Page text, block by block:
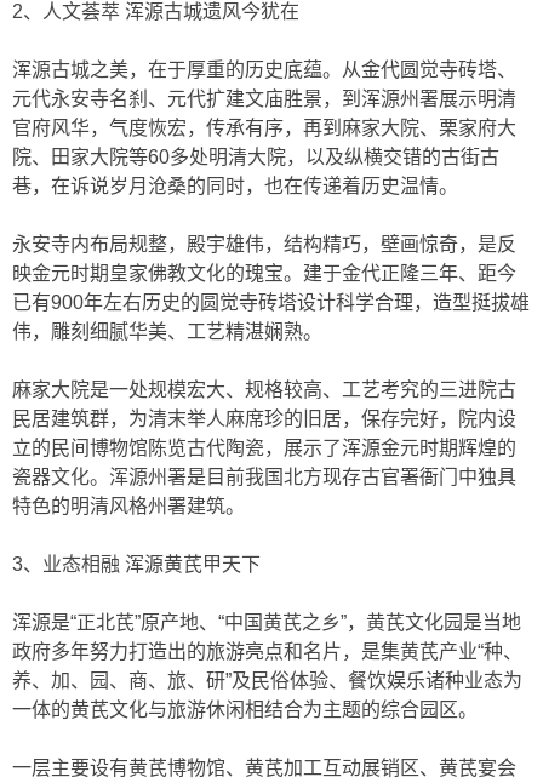
2、人文荟萃 浑源古城遗风今犹在
浑源古城之美，在于厚重的历史底蕴。从金代圆觉寺砖塔、
元代永安寺名刹、元代扩建文庙胜景，到浑源州署展示明清
官府风华，气度恢宏，传承有序，再到麻家大院、栗家府大
院、田家大院等60多处明清大院，以及纵横交错的古街古
巷，在诉说岁月沧桑的同时，也在传递着历史温情。
永安寺内布局规整，殿宇雄伟，结构精巧，壁画惊奇，是反
映金元时期皇家佛教文化的瑰宝。建于金代正隆三年、距今
已有900年左右历史的圆觉寺砖塔设计科学合理，造型挺拔雄
伟，雕刻细腻华美、工艺精湛娴熟。
麻家大院是一处规模宏大、规格较高、工艺考究的三进院古
民居建筑群，为清末举人麻席珍的旧居，保存完好，院内设
立的民间博物馆陈览古代陶瓷，展示了浑源金元时期辉煌的
瓷器文化。浑源州署是目前我国北方现存古官署衙门中独具
特色的明清风格州署建筑。
3、业态相融 浑源黄芪甲天下
浑源是“正北芪”原产地、“中国黄芪之乡”，黄芪文化园是当地
政府多年努力打造出的旅游亮点和名片，是集黄芪产业“种、
养、加、园、商、旅、研”及民俗体验、餐饮娱乐诸种业态为
一体的黄芪文化与旅游休闲相结合为主题的综合园区。
一层主要设有黄芪博物馆、黄芪加工互动展销区、黄芪宴会